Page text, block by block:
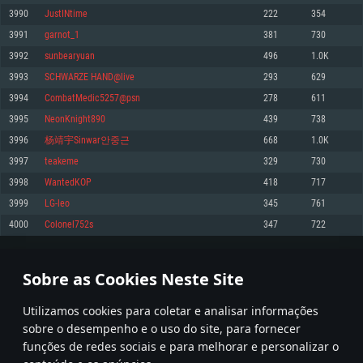
Sobre as Cookies Neste Site
Utilizamos cookies para coletar e analisar informações
sobre o desempenho e o uso do site, para fornecer
funções de redes sociais e para melhorar e personalizar o
Memória: 4GB
Placa Gráfica: Placa com DirectX 11: AMD Radeon 77XX / NVIDIA GeForce
GTX 660. Resolução mínima suportada: 720p
Network: Internet de banda larga.
Disco: 23,1 GB
Recomendado
superior, Radeon RX 570 ou superior
Disco: 75,9 GB
Memória: 6 GB
Placa Gráfica: Intel Iris Pro 5200 (Mac), equivalentes AMD/Nvidia para Mac.
Resolução mínima suportada: 720p com suporte Metal.
Network: Internet de banda larga.
Disco: 21,5 GB
Recomendado
Network: Internet de banda larga.
Memória: 4 GB
Placa Gráfica: NVIDIA 660 com os drivers mais recentes (não mais de 6
meses) / equivalentes AMD com os drivers mais recentes com suporte
Vulkan (não mais de 6 meses); Resolução mínima suportada: 720p.
Network: Internet de banda larga.
Disco: 21,5 GB
Recomendado
Sistema Operativo: Ubuntu 20.04 64bit
Processador: Intel Core i7
Memória: 16 GB
Placa Gráfica: NVIDIA 1060 com os drivers mais recentes (não mais de 6
meses) / equivalentes AMD (Radeon RX 570) com os drivers mais recentes
Network: Internet de banda larga.
3990 JustINtime 222 354
3991 garnot_1 381 730
3992 sunbearyuan 496 1.0K
3993 SCHWARZE HAND@live 293 629
3994 CombatMedic5257@psn 278 611
3995 NeonKnight890 439 738
3996 杨靖宇Sinwar안중근 668 1.0K
3997 teakeme 329 730
3998 WantedKOP 418 717
3999 LG-leo 345 761
4000 Colonel752s 347 722